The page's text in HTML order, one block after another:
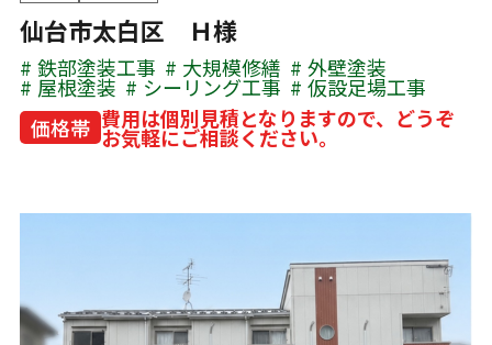
仙台市太白区 Ｈ様
鉄部塗装工事 大規模修繕 外壁塗装
屋根塗装 シーリング工事
仮設足場工事
価格帯 費用は個別見積となりますので、どうぞ
お気軽にご相談ください。